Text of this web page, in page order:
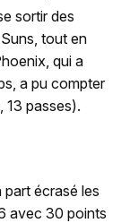
sortir des
tout en
qui a
a pu compter
13 passes).
part écrasé les
avec 30 points